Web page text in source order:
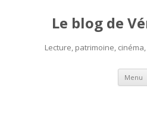
Le blog de
Lecture, patrimoine,
Menu